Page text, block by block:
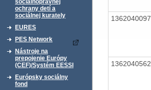
sociálnoprávnej
ochrany detí a
sociálnej kurately
EURES
PES Network
Nástroje na
prepojenie Európy
(CEF)/Systém EESSI
Európsky sociálny
fond
1362040097
1362040562